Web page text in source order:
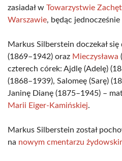
zasiadał w Towarzystwie
Warszawie, będąc
Markus Silberstein doczekał
(1869–1942) oraz Mieczysława
czterech córek: Ajdlę (Adelę)
(1868–1939), Salomeę (Sarę)
Janinę Dianę (1875–1945) –
Marii Eiger-Kamińskiej.
Markus Silberstein został
na nowym cmentarzu